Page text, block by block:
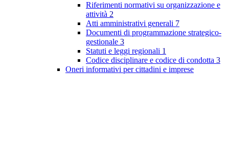
Riferimenti normativi su organizzazione e
attività 2
Atti amministrativi generali 7
Documenti di programmazione strategico-
gestionale 3
Statuti e leggi regionali 1
Codice disciplinare e codice di condotta 3
Oneri informativi per cittadini e imprese